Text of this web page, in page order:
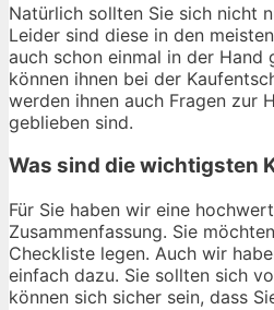
Natürlich sollten Sie sich nicht
Leider sind diese in den
auch schon einmal in der
können ihnen bei der
werden ihnen auch Fragen zur
geblieben sind.
Was sind die wichtigsten
Für Sie haben wir eine
Zusammenfassung. Sie
Checkliste legen. Auch wir
einfach dazu. Sie sollten sich
können sich sicher sein, dass